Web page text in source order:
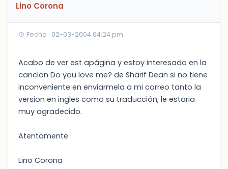
Lino Corona
Fecha : 02-03-2004 04:24 pm
Acabo de ver est apágina y estoy interesado en la
cancion Do you love me? de Sharif Dean si no tiene
inconveniente en enviarmela a mi correo tanto la
version en ingles como su traducción, le estaria
muy agradecido.
Atentamente
Lino Corona